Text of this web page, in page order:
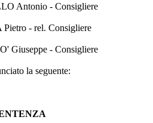
Antonio - Consigliere
- rel. Consigliere
Giuseppe - Consigliere
la seguente: